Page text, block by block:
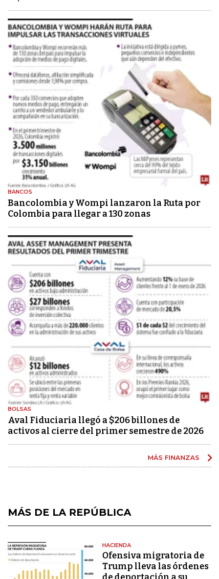
BANCOS
Bancolombia y Wompi lanzaron la Ruta por
Colombia para llegar a 130 zonas
BOLSAS
Aval Fiduciaria llegó a $206 billones de
activos al cierre del primer semestre de 2026
MÁS FINANZAS
MÁS DE LA REPÚBLICA
HACIENDA
Ofensiva migratoria de
Trump lleva las órdenes